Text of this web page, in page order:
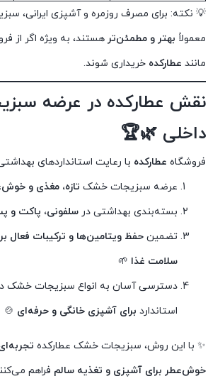
💡 نکته: برای مصرف روزمره و آشپزی ایرانی،
معمولاً بهتر و مطمئن‌تر هستند، به ویژه اگر از
مانند عطارکده خریداری شوند.
نقش عطارکده در عرضه
داخلی 🌿🏆
فروشگاه عطارکده با رعایت استانداردهای
عرضه سبزیجات خشک تازه، مغذی و
بسته‌بندی بهداشتی در سلفونی، پاکت و
تضمین حفظ ویتامین‌ها و ترکیبات فعال
سلامت غذا 🌱
دسترسی آسان به انواع سبزیجات خشک
استاندارد برای آشپزی خانگی و حرفه‌ای 🍲
✨ با این روش، سبزیجات خشک عطارکده
خوش‌عطر برای آشپزی و تغذیه سالم فراهم